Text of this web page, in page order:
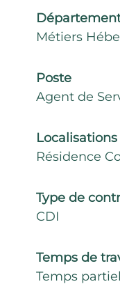
Métiers
Poste
Agent de
Localisations
Résidence
Type de
CDI
Temps de
Temps partiel